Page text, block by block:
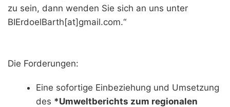
zu sein, dann wenden Sie sich an uns unter
BIErdoelBarth[at]gmail.com.“
Die Forderungen:
Eine sofortige Einbeziehung und Umsetzung
des *Umweltberichts zum regionalen